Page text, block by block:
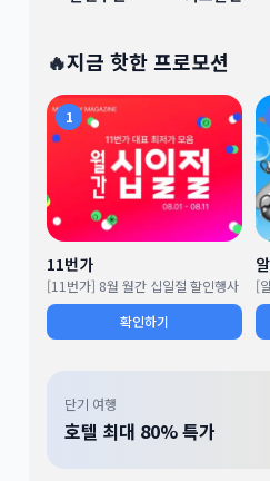
🔥지금 핫한 프로모션
1
11번가
[11번가] 8월 월간 십일절 할인행사
확인하기
단기 여행
호텔 최대 80% 특가